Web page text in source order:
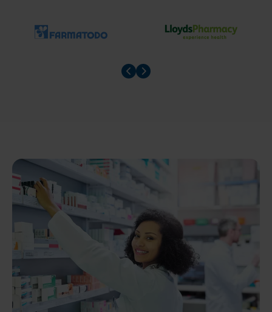
Prev slider
Prev slider